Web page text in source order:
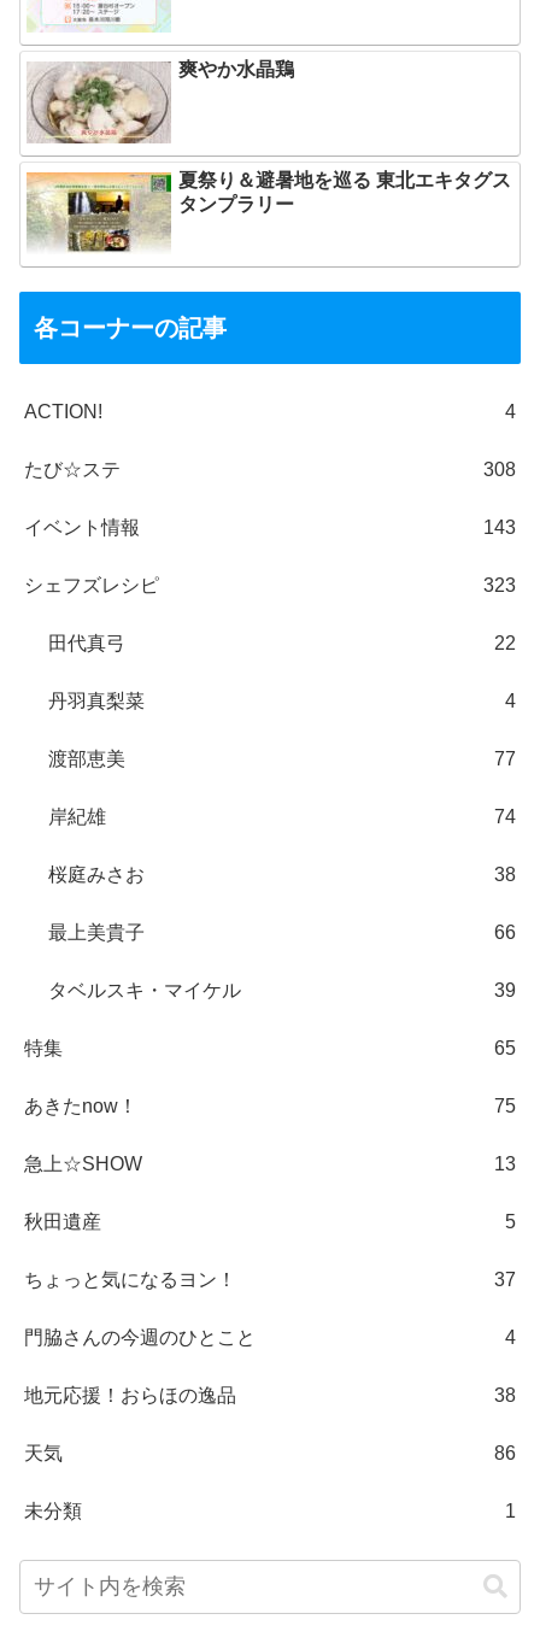
爽やか水晶鶏
夏祭り＆避暑地を巡る 東北エキタグス
タンプラリー
各コーナーの記事
ACTION! 4
たび☆ステ 308
イベント情報 143
シェフズレシピ 323
田代真弓 22
丹羽真梨菜 4
渡部恵美 77
岸紀雄 74
桜庭みさお 38
最上美貴子 66
タベルスキ・マイケル 39
特集 65
あきたnow！ 75
急上☆SHOW 13
秋田遺産 5
ちょっと気になるヨン！ 37
門脇さんの今週のひとこと 4
地元応援！おらほの逸品 38
天気 86
未分類 1